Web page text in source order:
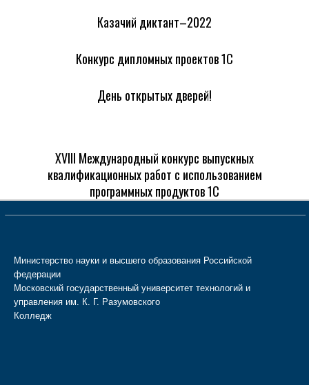
Казачий диктант–2022
Конкурс дипломных проектов 1С
День открытых дверей!
XVIII Международный конкурс выпускных
квалификационных работ с использованием
программных продуктов 1С
Министерство науки и высшего образования Российской
федерации
Московский государственный университет технологий и
управления им. К. Г. Разумовского
Колледж